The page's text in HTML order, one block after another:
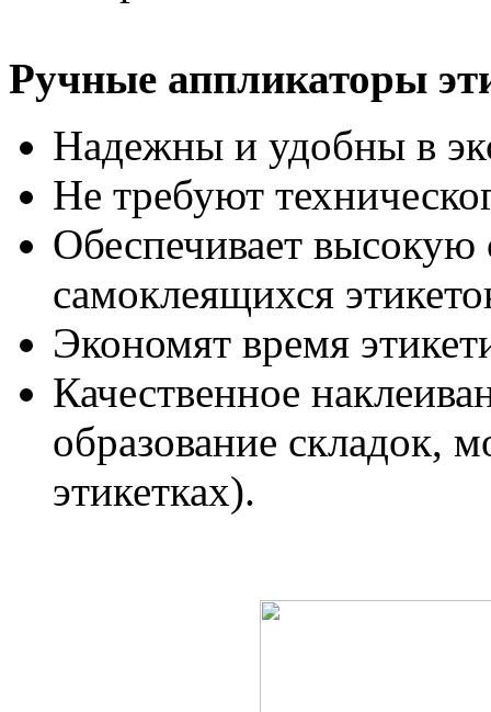
Ручные аппликаторы
Надежны и удобны в
Не требуют
Обеспечивает высокую
самоклеящихся
Экономят время
Качественное
образование складок,
этикетках).